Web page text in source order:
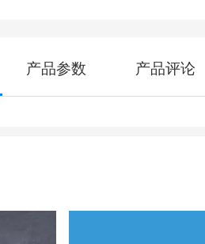
产品参数 产品评论